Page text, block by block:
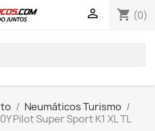
shopping_cart (0)

Neumáticos Turismo
Pilot Super Sport K1 XL TL